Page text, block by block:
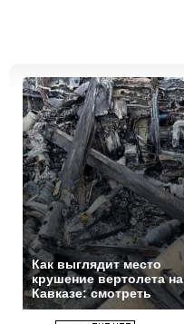
Как выглядит место
крушение вертолета на
Кавказе: смотреть